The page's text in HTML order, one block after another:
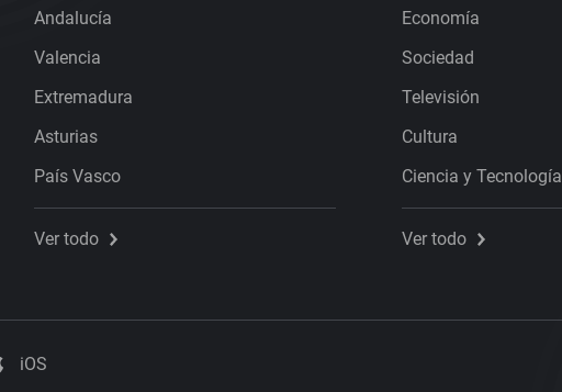
Andalucía
Valencia
Extremadura
Asturias
País Vasco
Ver todo
Economía
Sociedad
Televisión
Cultura
Ciencia y Tecnología
Ver todo
iOS